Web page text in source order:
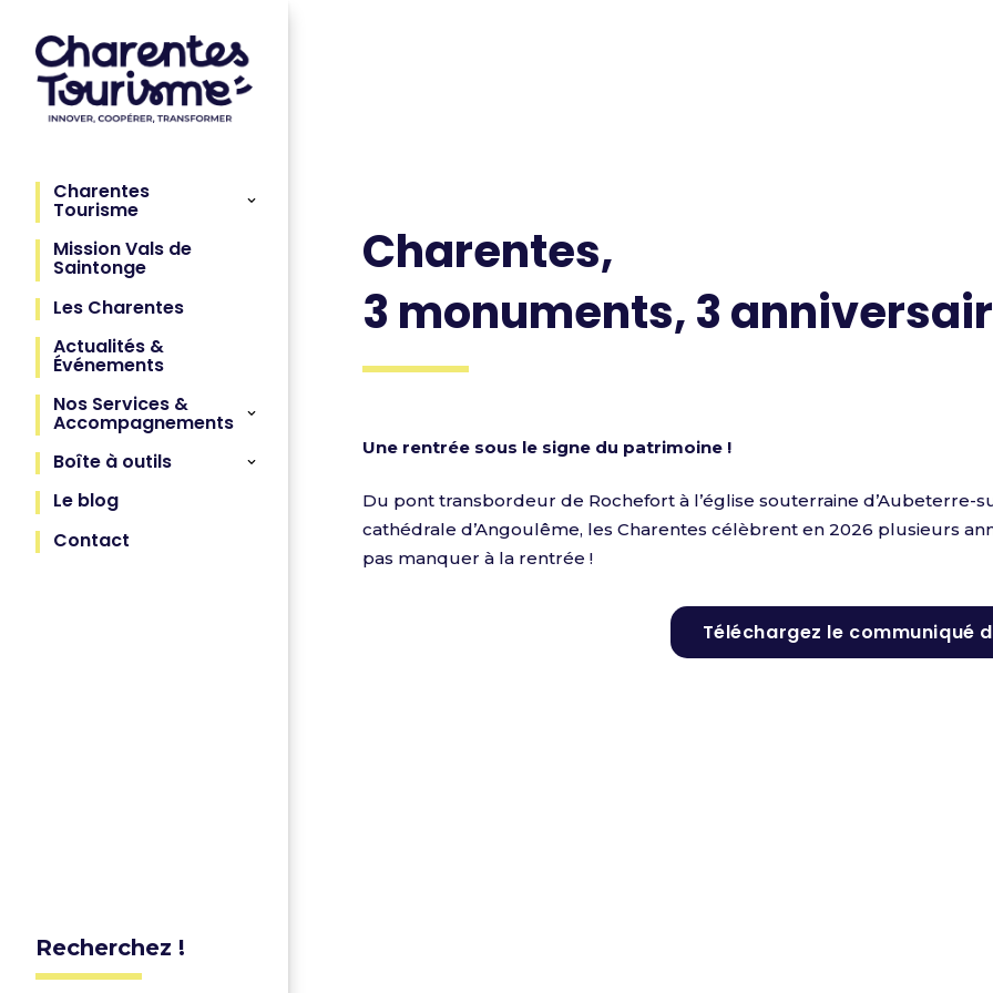
Charentes
Tourisme
Mission Vals de
Saintonge
Les Charentes
Actualités &
Événements
Nos Services &
Accompagnements
Boîte à outils
Le blog
Contact
Recherchez !
Charentes,
3 monuments, 3
Une rentrée sous le signe du patrimoine !
Du pont transbordeur de Rochefort à l’église souterraine d’Aubeterre-
cathédrale d’Angoulême, les Charentes célèbrent en 2026 plusieurs
pas manquer à la rentrée !
Téléchargez le communiqué